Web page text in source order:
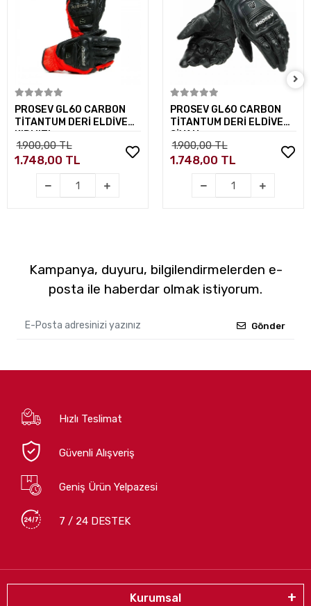
Sepete Ekle
PROSEV GL60 CARBON
TİTANTUM DERİ ELDİVEN
KIRMIZI
1.900,00 TL
1.748,00 TL
Sepete Ekle
PROSEV GL60 CARBON
TİTANTUM DERİ ELDİVEN
SİYAH
1.900,00 TL
1.748,00 TL
Kampanya, duyuru, bilgilendirmelerden e-
posta ile haberdar olmak istiyorum.
Gönder
Hızlı Teslimat
Güvenli Alışveriş
Geniş Ürün Yelpazesi
7 / 24 DESTEK
Kurumsal